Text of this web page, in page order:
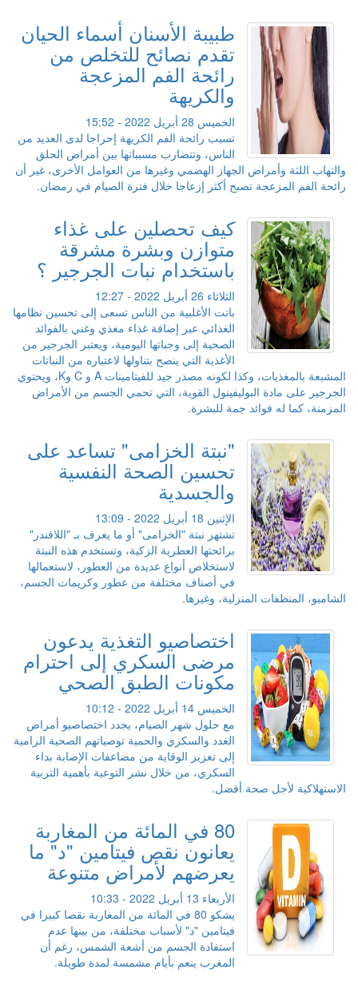
طبيبة الأسنان أسماء الحيان
تقدم نصائح للتخلص من
رائحة الفم المزعجة
والكريهة
الخميس 28 أبريل 2022 - 15:52
تسبب رائحة الفم الكريهة إحراجا لدى العديد من
الناس، وتتضارب مسبباتها بين أمراض الحلق
والتهاب اللثة وأمراض الجهاز الهضمي وغيرها من العوامل الأخرى، غير أن
رائحة الفم المزعجة تصبح أكثر إزعاجا خلال فترة الصيام في رمضان.
كيف تحصلين على غذاء
متوازن وبشرة مشرقة
باستخدام نبات الجرجير ؟
الثلاثاء 26 أبريل 2022 - 12:27
باتت الأغلبية من الناس تسعى إلى تحسين نظامها
الغذائي عبر إضافة غذاء مغذي وغني بالفوائد
الصحية إلى وجباتها اليومية، ويعتبر الجرجير من
الأغذية التي ينصح بتناولها لاعتباره من النباتات
المشبعة بالمغذيات، وكذا لكونه مصدر جيد للفيتامينات A و C وK، ويحتوي
الجرجير على مادة البوليفينول القوية، التي تحمي الجسم من الأمراض
المزمنة، كما له فوائد جمة للبشرة.
"نبتة الخزامى" تساعد على
تحسين الصحة النفسية
والجسدية
الإثنين 18 أبريل 2022 - 13:09
تشتهر نبتة "الخزامى" أو ما يعرف بـ "اللافندر"
برائحتها العطرية الزكية، وتستخدم هذه النبتة
لاستخلاص أنواع عديدة من العطور، لاستعمالها
في أصناف مختلفة من عطور وكريمات الجسم،
الشامبو، المنظفات المنزلية، وغيرها.
اختصاصيو التغذية يدعون
مرضى السكري إلى احترام
مكونات الطبق الصحي
الخميس 14 أبريل 2022 - 10:12
مع حلول شهر الصيام، يجدد اختصاصيو أمراض
الغدد والسكري والحمية توصياتهم الصحية الرامية
إلى تعزيز الوقاية من مضاعفات الإصابة بداء
السكري، من خلال نشر التوعية بأهمية التربية
الاستهلاكية لأجل صحة أفضل.
80 في المائة من المغاربة
يعانون نقص فيتامين "د" ما
يعرضهم لأمراض متنوعة
الأربعاء 13 أبريل 2022 - 10:33
يشكو 80 في المائة من المغاربة نقصا كبيرا في
فيتامين "د" لأسباب مختلفة، من بينها عدم
استفادة الجسم من أشعة الشمس، رغم أن
المغرب ينعم بأيام مشمسة لمدة طويلة.